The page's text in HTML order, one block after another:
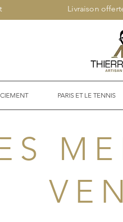
Livraison
PARIS ET LE TENNIS